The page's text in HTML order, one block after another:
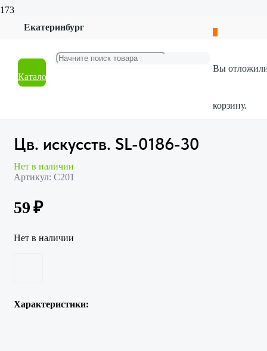
Екатеринбург
Каталог
Вы
корзину.
Искусственные цветы
Цв. искусств. SL-0186-30
Цв. искусств. SL-0186-30
Нет в наличии
Артикул: С201
59₽
Нет в наличии
Характеристики: